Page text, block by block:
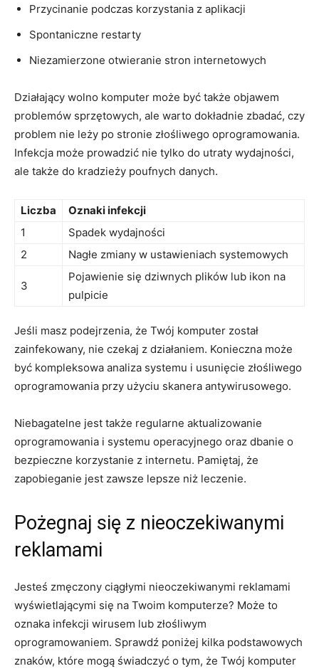
Przycinanie podczas korzystania z aplikacji
Spontaniczne restarty
Niezamierzone otwieranie stron internetowych
Działający wolno komputer ​może być także objawem
problemów sprzętowych, ale warto dokładnie zbadać, czy
problem nie leży po stronie⁤ złośliwego oprogramowania.
Infekcja może prowadzić nie tylko ⁣do utraty wydajności,
ale także do kradzieży poufnych‍ danych.
Liczba
Oznaki​ infekcji
1
Spadek wydajności
2
Nagłe zmiany​ w ustawieniach systemowych
3
Pojawienie ⁢się dziwnych plików lub ikon na
pulpicie
Jeśli masz podejrzenia, że Twój komputer został
⁤zainfekowany, nie czekaj z działaniem. Konieczna może
być kompleksowa analiza systemu i usunięcie⁤ złośliwego
oprogramowania​ przy użyciu skanera antywirusowego.
Niebagatelne jest także regularne ​aktualizowanie
oprogramowania i systemu operacyjnego oraz dbanie o
bezpieczne korzystanie z internetu. Pamiętaj, że
⁢zapobieganie⁢ jest zawsze lepsze niż leczenie.
Pożegnaj się z​ nieoczekiwanymi‌
reklamami
Jesteś zmęczony ciągłymi nieoczekiwanymi⁣ reklamami
wyświetlającymi się na Twoim komputerze? Może to
oznaka infekcji wirusem lub złośliwym
oprogramowaniem. Sprawdź poniżej kilka podstawowych
znaków, które mogą świadczyć o tym, że Twój komputer